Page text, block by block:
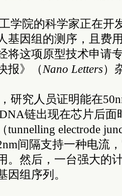
学院的科学家正在开
基因组的测序，且费
将这项原型技术申请
报》（Nano Letters）
研究人员证明能在
链出现在芯片后面
tunnelling electrode
间隔支持一种电流
。然后，一台强大的
因组序列。